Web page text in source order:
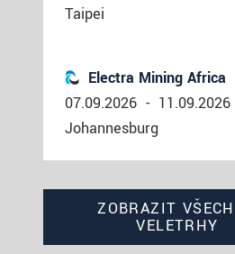
Taipei
Electra Mining Africa
07.09.2026 - 11.09.2026
Johannesburg
ZOBRAZIT
VELETRHY